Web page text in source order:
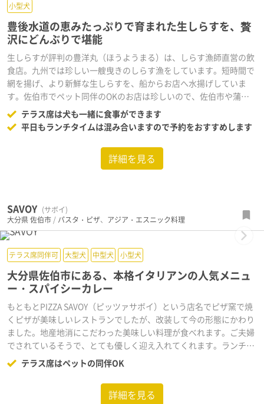
小型犬
豊後水道の恵みたっぷりで育まれた生しらすを、贅
沢にどんぶりで堪能
生しらすが評判の豊洋丸（ほうようまる）は、しらす漁師直営の飲
食店。九州では珍しい一艘曳きのしらす漁をしています。短時間で
網を揚げ、より新鮮な生しらすを、船からお店へ水揚げしていま
す。佐伯市でペット同伴のOKのお店は珍しいので、佐伯市や蒲江
方面におでかけの際の利用におすすめです！
テラス席は犬も一緒に食事ができます
平日もランチタイムは混み合いますので予約をおすすめします
詳細を見る
SAVOY (サボイ)
大分県佐伯市 / パスタ・ピザ、 アジア・エスニック料理
Next
テラス席同伴可 大型犬 中型犬 小型犬
大分県佐伯市にある、本格イタリアンの人気メニュ
ー・スパイシーカレー
もともとPIZZA SAVOY（ピッツァサボイ）という店名でピザ窯で焼
くピザが美味しいレストランでしたが、改装して今の形態にかわり
ました。地産地消にこだわった美味しい料理が食べれます。ご夫婦
でされているそうで、とても優しく迎え入れてくれます。ランチで
人気のチキンカレーは甘口と辛口があり、どちらもスパイスのつぶ
つぶがとっても美味しい。なんと、サラダと本格的な水出しコーヒ
ーがついて650円という破格のお値段でコスパよすぎます◎◎◎真
空管アンプを使ってレコードでジャズを流していたり、置いてある
テラス席はペットの同伴OK
詳細を見る